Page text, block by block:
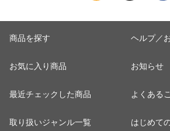
商品を探す
お気に入り商品
最近チェックした商品
取り扱いジャンル一覧
ヘルプ／
お知らせ
よくある
はじめて